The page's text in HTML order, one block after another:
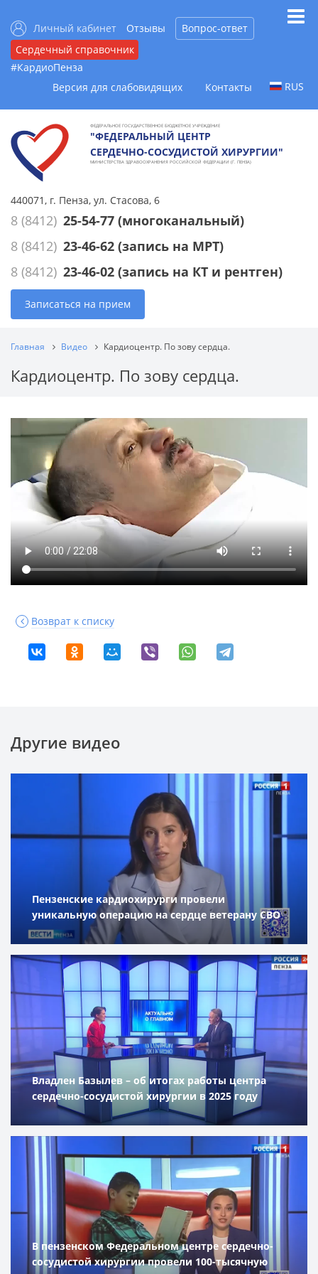
Личный кабинет Отзывы
Вопрос-ответ
Сердечный справочник
#КардиоПенза
Версия для слабовидящих
Контакты RUS
ФЕДЕРАЛЬНОЕ ГОСУДАРСТВЕННОЕ БЮДЖЕТНОЕ УЧРЕЖДЕНИЕ
"ФЕДЕРАЛЬНЫЙ ЦЕНТР
СЕРДЕЧНО-СОСУДИСТОЙ ХИРУРГИИ"
МИНИСТЕРСТВА ЗДРАВООХРАНЕНИЯ РОССИЙСКОЙ ФЕДЕРАЦИИ (Г. ПЕНЗА)
440071, г. Пенза, ул. Стасова, 6
8 (8412) 25-54-77 (многоканальный)
8 (8412) 23-46-62 (запись на МРТ)
8 (8412) 23-46-02 (запись на КТ и рентген)
Записаться на прием
Главная Видео Кардиоцентр. По зову сердца.
Кардиоцентр. По зову сердца.
Возврат к списку
Другие видео
Пензенские кардиохирурги провели
уникальную операцию на сердце ветерану СВО
Владлен Базылев – об итогах работы центра
сердечно-сосудистой хирургии в 2025 году
В пензенском Федеральном центре сердечно-
сосудистой хирургии провели 100-тысячную